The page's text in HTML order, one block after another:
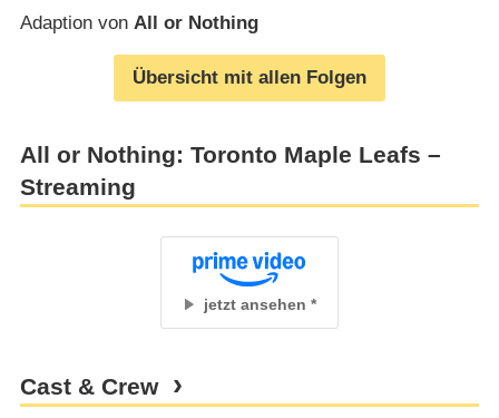
Adaption von All or Nothing
Übersicht mit allen Folgen
All or Nothing: Toronto Maple Leafs –
Streaming
jetzt ansehen
Cast & Crew